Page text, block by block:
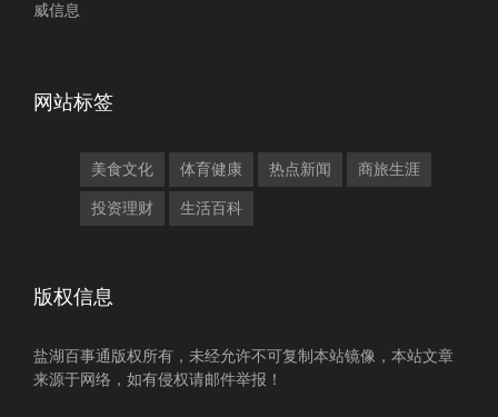
威信息
网站标签
美食文化 体育健康 热点新闻 商旅生涯
投资理财 生活百科
版权信息
盐湖百事通版权所有，未经允许不可复制本站镜像，本站文章
来源于网络，如有侵权请邮件举报！